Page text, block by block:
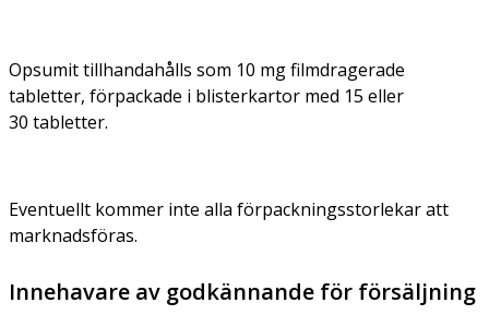
Opsumit tillhandahålls som 10 mg filmdragerade
tabletter, förpackade i blisterkartor med 15 eller
30 tabletter.
Eventuellt kommer inte alla förpackningsstorlekar att
marknadsföras.
Innehavare av godkännande för försäljning